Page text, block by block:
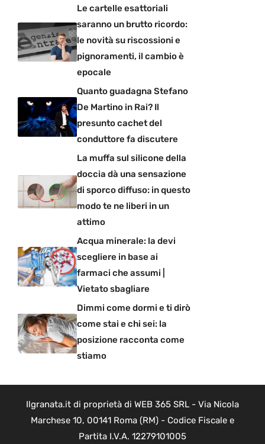
Le cartelle esattoriali
saranno un brutto ricordo:
le novità su riscossioni e
pignoramenti, il cambio è
epocale
Quanto guadagna Stefano
De Martino in Rai? Il
presunto cachet del
conduttore fa discutere
La muffa sul silicone della
doccia dà una sensazione
di sporco diffuso: in questo
modo te ne liberi in un
attimo
Acqua minerale: la devi
scegliere in base ai
farmaci che assumi |
Vietato sbagliare
Dimmi come dormi e ti dirò
come stai e chi sei: la
posizione racconta come
stiamo
Ilgranata.it di proprietà di WEB 365 SRL - Via Nicola
Marchese 10, 00141 Roma (RM) - Codice Fiscale e
Partita I.V.A. 12279101005